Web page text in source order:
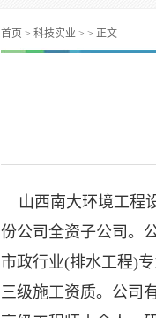
首页 > 科技实业 > > 正文
山西南大环境工程
份公司全资子公司。
市政行业(排水工程)
三级施工资质。公司